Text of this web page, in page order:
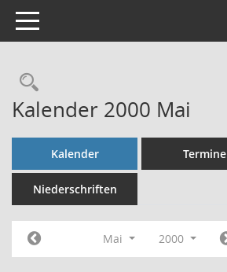
Toggle navigation
Rechercheauswahl
Kalender 2000 Mai
Kalender Termine
Niederschriften
Mai 2000